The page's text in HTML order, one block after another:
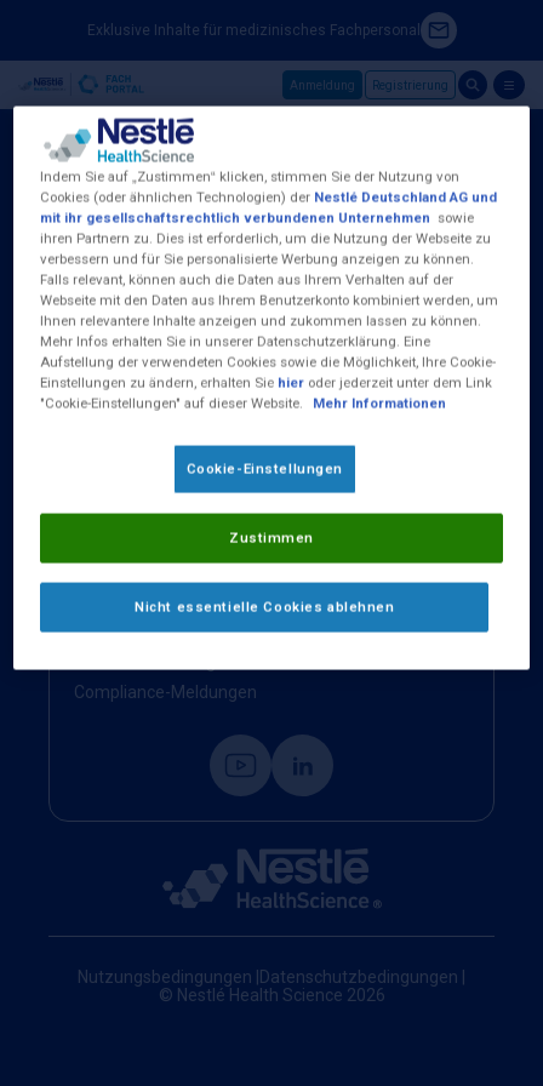
Skip to main content
Exklusive Inhalte für medizinisches Fachpersonal
Anmeldung Registrierung
Nestlé Health Science (Deutschland) GmbH
Baseler Straße 46
D-60329 Frankfurt am Main
Tel.:0800 100 16 35
(Kostenlos aus dem deutschen Fest- und
Mobilfunknetz)
Erreichbar Montag bis Donnerstag von 09:00
Impressum
Nestlé Health Science Website
Compliance-Meldungen
Nutzungsbedingungen Datenschutzbedingungen
© Nestlé Health Science 2026
Indem Sie auf „Zustimmen“ klicken, stimmen Sie der Nutzung von
Cookies (oder ähnlichen Technologien) der Nestlé Deutschland AG und
mit ihr gesellschaftsrechtlich verbundenen Unternehmen sowie
ihren Partnern zu. Dies ist erforderlich, um die Nutzung der Webseite zu
verbessern und für Sie personalisierte Werbung anzeigen zu können.
Falls relevant, können auch die Daten aus Ihrem Verhalten auf der
Webseite mit den Daten aus Ihrem Benutzerkonto kombiniert werden, um
Ihnen relevantere Inhalte anzeigen und zukommen lassen zu können.
Mehr Infos erhalten Sie in unserer Datenschutzerklärung. Eine
Aufstellung der verwendeten Cookies sowie die Möglichkeit, Ihre Cookie-
Einstellungen zu ändern, erhalten Sie hier oder jederzeit unter dem Link
"Cookie-Einstellungen" auf dieser Website.
Mehr Informationen
Cookie-Einstellungen
Nicht essentielle Cookies ablehnen
Zustimmen